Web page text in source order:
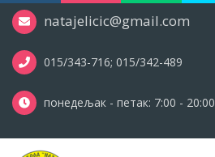
natajelicic@gmail.com
015/343-716; 015/342-489
понедељак - петак: 7:00 - 20:00